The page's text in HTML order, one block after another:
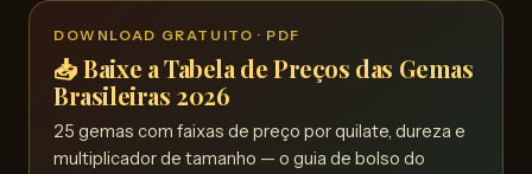
DOWNLOAD GRATUITO · PDF
📥 Baixe a Tabela de Preços das Gemas
Brasileiras 2026
25 gemas com faixas de preço por quilate, dureza e
multiplicador de tamanho — o guia de bolso do